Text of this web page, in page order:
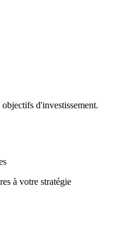
d'investissement.
à votre stratégie